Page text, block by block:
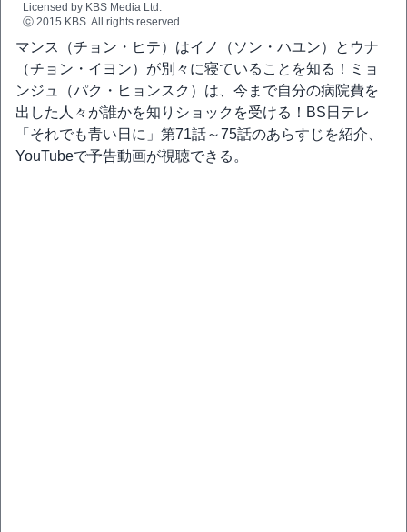
Licensed by KBS Media Ltd.
ⓒ 2015 KBS. All rights reserved
マンス（チョン・ヒテ）はイノ（ソン・ハユン）とウナ
（チョン・イヨン）が別々に寝ていることを知る！ミョ
ンジュ（パク・ヒョンスク）は、今まで自分の病院費を
出した人々が誰かを知りショックを受ける！BS日テレ
「それでも青い日に」第71話～75話のあらすじを紹介、
YouTubeで予告動画が視聴できる。